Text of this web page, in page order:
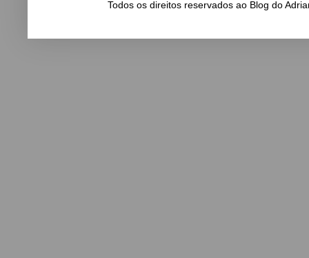
Todos os direitos reservados ao Blog do